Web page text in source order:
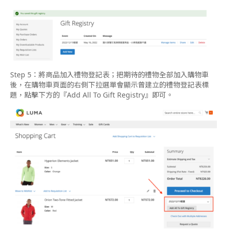
Step 5：將商品加入禮物登記表；把期待的禮物全部加入購物車
後，在購物車頁面的右側下拉選單會顯示曾建立的禮物登記表標
題，點擊下方的『Add All To Gift Registry』即可。